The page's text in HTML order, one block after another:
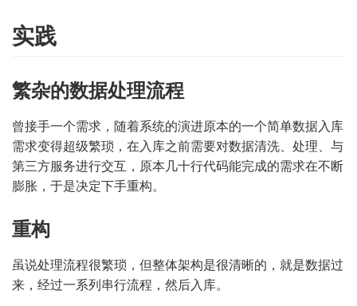
实践
繁杂的数据处理流程
曾接手一个需求，随着系统的演进原本的一个简单数据入库
需求变得超级繁琐，在入库之前需要对数据清洗、处理、与
第三方服务进行交互，原本几十行代码能完成的需求在不断
膨胀，于是决定下手重构。
重构
虽说处理流程很繁琐，但整体架构是很清晰的，就是数据过
来，经过一系列串行流程，然后入库。